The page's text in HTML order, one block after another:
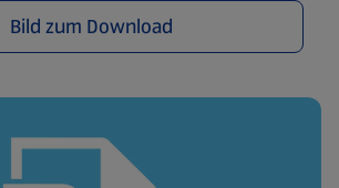
Bild zum Download